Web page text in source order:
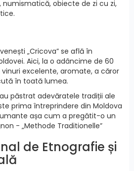
obiecte de zi cu zi,
„Cricova” se află în
Aici, la o adâncime de 60
excelente, aromate, a căror
în toată lumea.
păstrat adevăratele tradiții ale
prima întreprindere din Moldova
așa cum a pregătit-o un
- „Methode Traditionelle”
de Etnografie și